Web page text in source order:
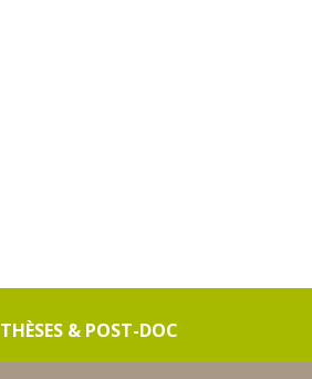
THÈSES & POST-DOC